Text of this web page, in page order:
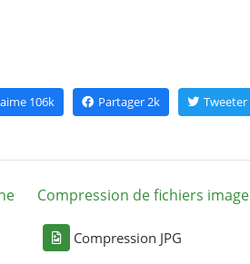
106k Partager 2k Tweeter
Compression de fichiers image
Compression JPG